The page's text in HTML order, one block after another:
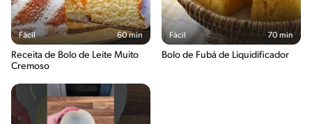
Fácil 60 min
Receita de Bolo de Leite Muito
Cremoso
Fácil 70 min
Bolo de Fubá de Liquidificador